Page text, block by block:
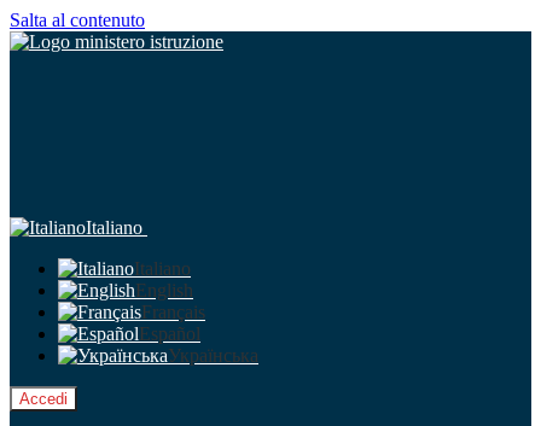
Salta al contenuto
Italiano
Italiano
English
Français
Español
Українська
Accedi